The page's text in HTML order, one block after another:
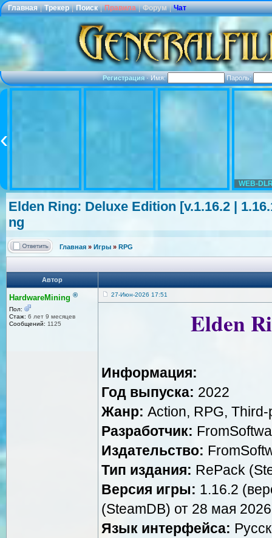
Главная | Трекер | Поиск | Правила | Форум | Чат
Регистрация·Имя: Пароль:
WEB-
Elden Ring: Deluxe Edition [v.1.16.2 |
ng
Главная » Игры » RPG
Автор
HardwareMining ®
Пол:
Стаж: 6 лет 9 месяцев
Сообщений: 1125
27-Июн-2026 17:51
Elden
Информация:
Год выпуска: 2022
Жанр: Action, RPG,
Разработчик:
Издательство:
Тип издания: RePack
Версия игры: 1.16.2
(SteamDB) от 28 мая 2026
Язык интерфейса: